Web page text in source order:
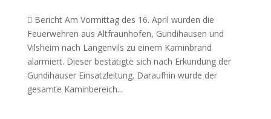
 Bericht Am Vormittag des 16. April wurden die
Feuerwehren aus Altfraunhofen, Gundihausen und
Vilsheim nach Langenvils zu einem Kaminbrand
alarmiert. Dieser bestätigte sich nach Erkundung der
Gundihauser Einsatzleitung. Daraufhin wurde der
gesamte Kaminbereich...